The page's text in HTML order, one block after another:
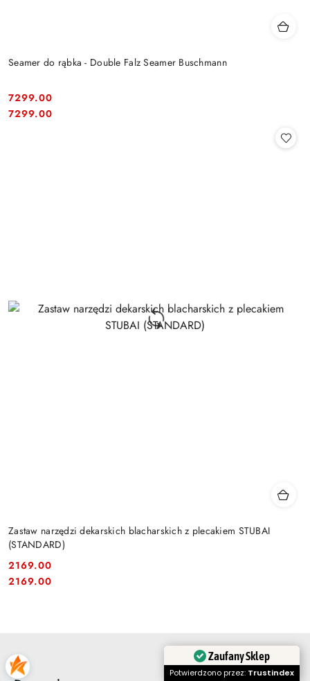
Seamer do rąbka - Double Falz Seamer Buschmann
Cena:
7299.00
Cena:
7299.00
Zastaw narzędzi dekarskich blacharskich z plecakiem STUBAI
(STANDARD)
Cena:
2169.00
Cena:
2169.00
Zaufany Sklep
Potwierdzono przez: Trustindex